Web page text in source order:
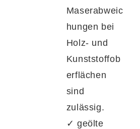
Maserabweic
hungen bei
Holz- und
Kunststoffob
erflächen
sind
zulässig.
✓ geölte